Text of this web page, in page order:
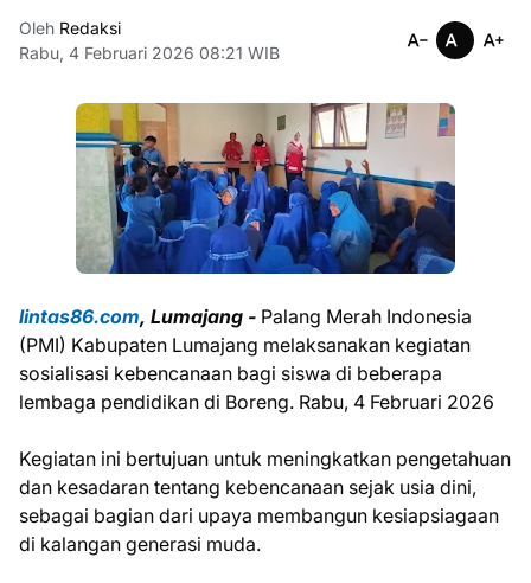
Oleh Redaksi
Rabu, 4 Februari 2026 08:21 WIB
lintas86.com, Lumajang - Palang Merah Indonesia
(PMI) Kabupaten Lumajang melaksanakan kegiatan
sosialisasi kebencanaan bagi siswa di beberapa
lembaga pendidikan di Boreng. Rabu, 4 Februari 2026
Kegiatan ini bertujuan untuk meningkatkan pengetahuan
dan kesadaran tentang kebencanaan sejak usia dini,
sebagai bagian dari upaya membangun kesiapsiagaan
di kalangan generasi muda.